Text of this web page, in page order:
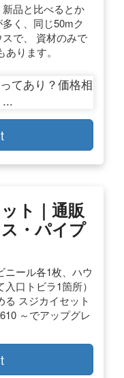
品と比べるとか
く、同じ50mク
で、 資材のみで
ります。
ト｜通販
・パイプ
ニール各1枚、ハウ
口トビラ1箇所）
る スジカイセット
～でアップグレ